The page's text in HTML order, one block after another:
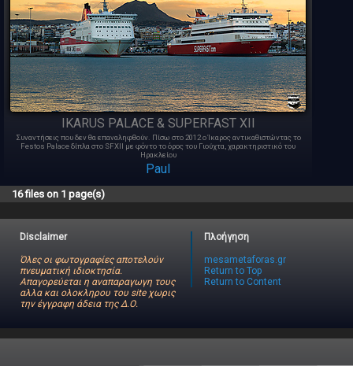
IKARUS PALACE & SUPERFAST XII
Συναντήσεις που δεν θα επαναληφθούν. Πίσω στο 2012 ο Ίκαρος αντικαθιστώντας το
Festos Palace δίπλα στο SFXII με φόντο το όρος του Γιούχτα, χαρακτηριστικό του
Ηρακλείου
Paul
16 files on 1 page(s)
Disclaimer
Όλες οι φωτογραφίες αποτελούν
πνευματική ιδιοκτησία.
Απαγορεύεται η αναπαραγωγη τους
αλλα και ολοκληρου του site χωρις
την έγγραφη άδεια της Δ.Ο.
Πλοήγηση
mesametaforas.gr
Return to Top
Return to Content